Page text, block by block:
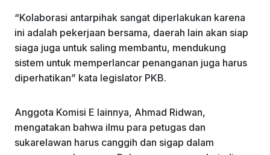
“Kolaborasi antarpihak sangat diperlakukan karena
ini adalah pekerjaan bersama, daerah lain akan siap
siaga juga untuk saling membantu, mendukung
sistem untuk memperlancar penanganan juga harus
diperhatikan” kata legislator PKB.
Anggota Komisi E lainnya, Ahmad Ridwan,
mengatakan bahwa ilmu para petugas dan
sukarelawan harus canggih dan sigap dalam